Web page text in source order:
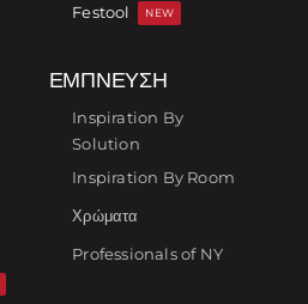
Festool
NEW
ΈΜΠΝΕΥΣΗ
Inspiration By
Solution
Inspiration By Room
Χρώματα
Professionals of NY